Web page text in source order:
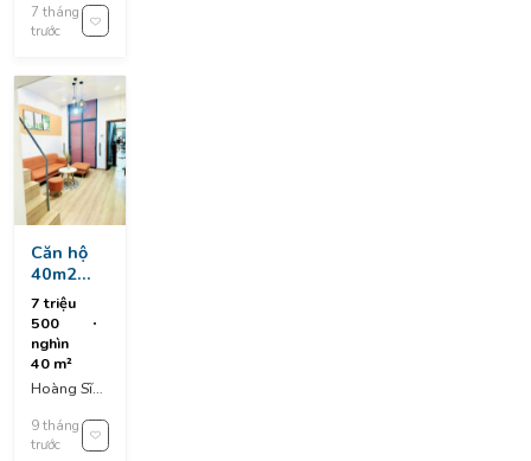
Khuê Mỹ,
Ngũ Hành
Nang,
Vietnam
7 tháng
trước
Căn hộ
40m2
thiết kế
studio có
gác lửng.
7 triệu
500
nghìn
40 m²
Hoàng Sĩ
Hải, An Hải
Bắc, Sơn
9 tháng
trước